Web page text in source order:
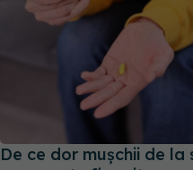
De ce dor mușchii de la